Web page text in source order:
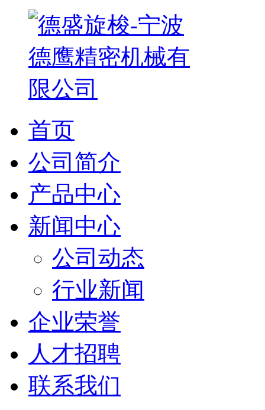
首页
公司简介
产品中心
新闻中心
公司动态
行业新闻
企业荣誉
人才招聘
联系我们